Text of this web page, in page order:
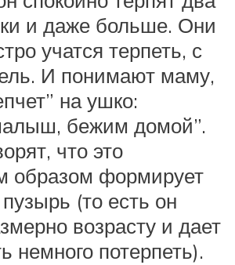
и даже больше. Они
учатся терпеть, с
И понимают маму,
на ушко:
бежим домой”.
что это
образом формирует
(то есть он
возрасту и дает
немного потерпеть).